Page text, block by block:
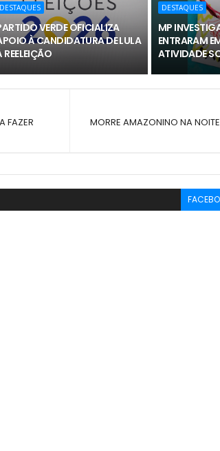
DESTAQUES
VERDE OFICIALIZA
À CANDIDATURA DE LULA
REELEIÇÃO
DESTAQUES
MP
ENTRARAM
ATIVIDADE
MORRE AMAZONINO NA
FAZER